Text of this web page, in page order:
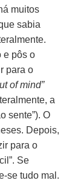
muitos
sabia
e pôs o
para o
of mind”
a
sente”). O
Depois,
para o
Se
se tudo mal.